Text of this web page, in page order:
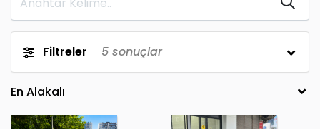
Filtreler 5 sonuçlar